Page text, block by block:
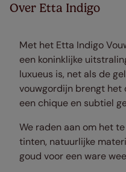
Over Etta Indigo
Met het Etta Indigo
een koninklijke
luxueus is, net als de
vouwgordijn brengt
een chique en subtiel
We raden aan om het
tinten, natuurlijke
goud voor een ware